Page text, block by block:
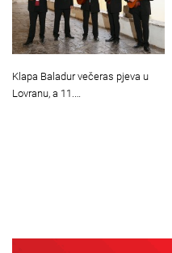
Klapa Baladur večeras pjeva u
Lovranu, a 11.…